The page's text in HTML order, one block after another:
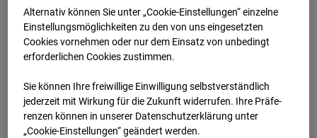
Arnulf Klett Platz, 70173 Stuttgart
Zur Übersicht
Europe/Berlin
Alternativ können Sie unter „Cookie-Einstellungen“ einzelne
Einstellungsmöglichkeiten zu den von uns eingesetzten
Cookies vornehmen oder nur dem Einsatz von unbedingt
erforderlichen Cookies zustimmen.
Sie können Ihre freiwillige Einwilligung selbstverständlich
jederzeit mit Wirkung für die Zukunft widerrufen. Ihre Prä­fe­
renzen können in unserer Datenschutzerklärung unter
„Cookie-Einstellungen“ geändert werden.